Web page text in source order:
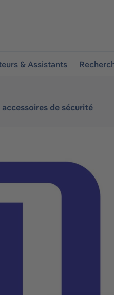
& Assistants
de sécurité